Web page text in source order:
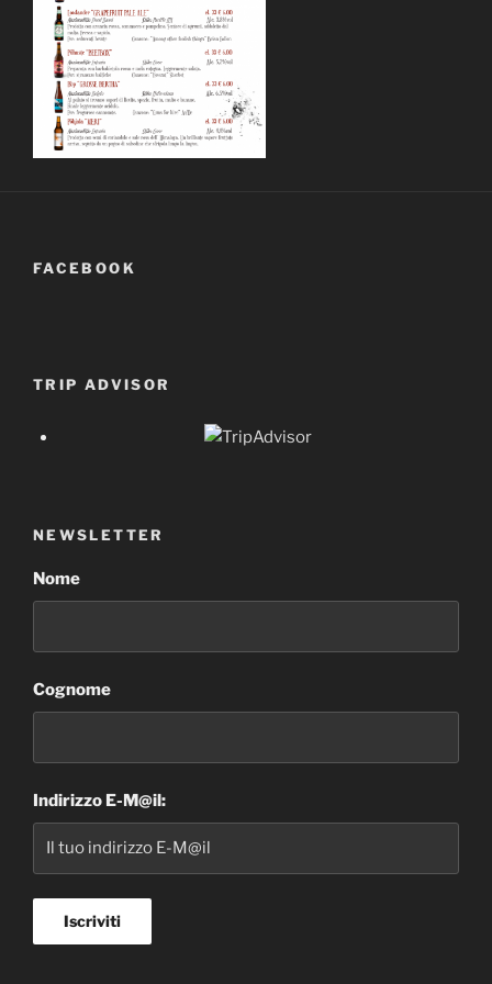
FACEBOOK
TRIP ADVISOR
NEWSLETTER
Nome
Cognome
Indirizzo E-M@il: